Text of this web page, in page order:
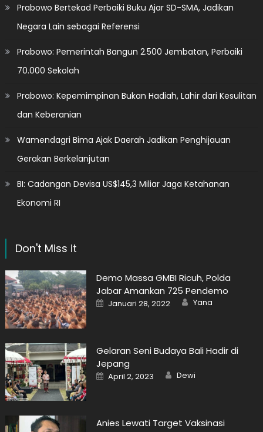
Prabowo Bertekad Perbaiki Buku Ajar SD-SMA, Jadikan
Negara Lain sebagai Referensi
Prabowo: Pemerintah Bangun 2.500 Jembatan, Perbaiki
70.000 Sekolah
Prabowo: Kepemimpinan Bukan Hadiah, Lahir dari Kesulitan
dan Keberanian
Wamendagri Bima Ajak Daerah Jadikan Penghijauan
Gerakan Berkelanjutan
BI: Cadangan Devisa US$145,3 Miliar Jaga Ketahanan
Ekonomi RI
Don't Miss it
Demo Massa GMBI Ricuh, Polda
Jabar Amankan 725 Pendemo
Posted
on
Januari 28, 2022 Author
Yana
Gelaran Seni Budaya Bali Hadir di
Jepang
Posted
on
April 2, 2023 Author
Dewi
Anies Lewati Target Vaksinasi